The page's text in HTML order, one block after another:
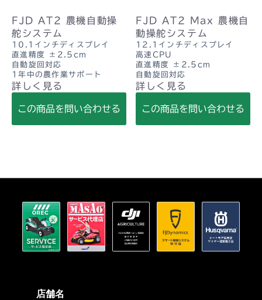
FJD AT2 農機自動操
舵システム
10.1インチディスプレイ
直進精度 ±2.5cm
自動旋回対応
1年中の農作業サポート
詳しく見る
この商品を問い合わせる
FJD AT2 Max 農機自
動操舵システム
12.1インチディスプレイ
高速CPU
直進精度 ±2.5cm
自動旋回対応
詳しく見る
この商品を問い合わせる
店舗名